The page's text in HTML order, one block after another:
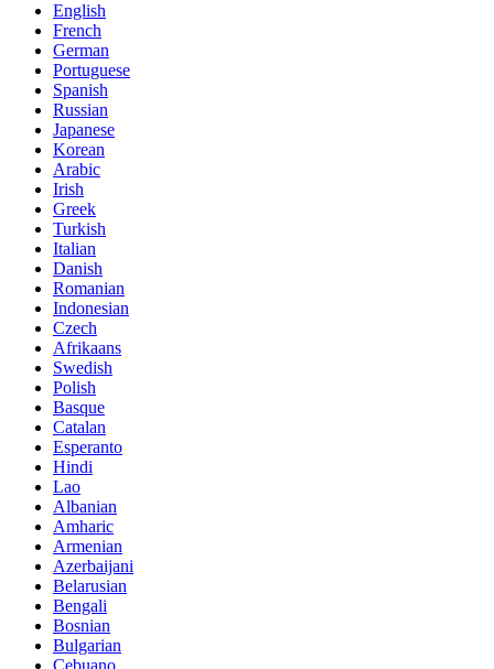
English
French
German
Portuguese
Spanish
Russian
Japanese
Korean
Arabic
Irish
Greek
Turkish
Italian
Danish
Romanian
Indonesian
Czech
Afrikaans
Swedish
Polish
Basque
Catalan
Esperanto
Hindi
Lao
Albanian
Amharic
Armenian
Azerbaijani
Belarusian
Bengali
Bosnian
Bulgarian